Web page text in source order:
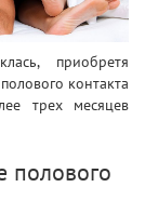
приобретя
контакта
трех месяцев
полового